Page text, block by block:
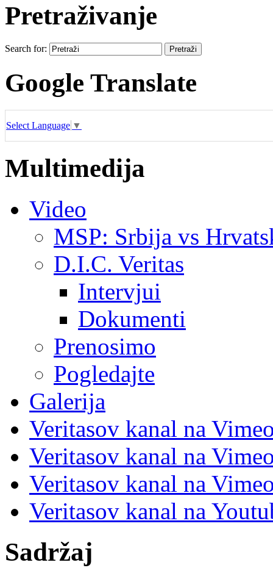
Pretraživanje
Search for:
Google Translate
Select Language ▼
Multimedija
Video
MSP: Srbija vs
D.I.C. Veritas
Intervjui
Dokumenti
Prenosimo
Pogledajte
Galerija
Veritasov kanal na
Veritasov kanal na
Veritasov kanal na
Veritasov kanal na
Sadržaj